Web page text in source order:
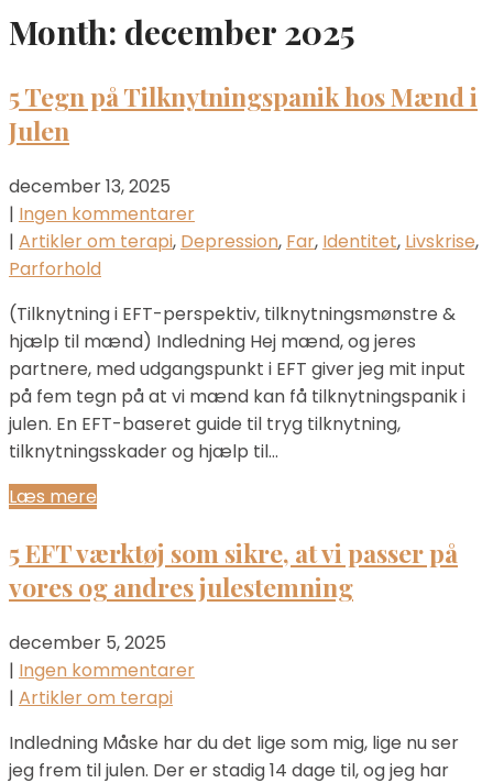
Month: december 2025
5 Tegn på Tilknytningspanik hos Mænd i
Julen
december 13, 2025
| Ingen kommentarer
| Artikler om terapi, Depression, Far, Identitet, Livskrise,
Parforhold
(Tilknytning i EFT-perspektiv, tilknytningsmønstre &
hjælp til mænd) Indledning Hej mænd, og jeres
partnere, med udgangspunkt i EFT giver jeg mit input
på fem tegn på at vi mænd kan få tilknytningspanik i
julen. En EFT-baseret guide til tryg tilknytning,
tilknytningsskader og hjælp til…
Læs mere
5 EFT værktøj som sikre, at vi passer på
vores og andres julestemning
december 5, 2025
| Ingen kommentarer
| Artikler om terapi
Indledning Måske har du det lige som mig, lige nu ser
jeg frem til julen. Der er stadig 14 dage til, og jeg har